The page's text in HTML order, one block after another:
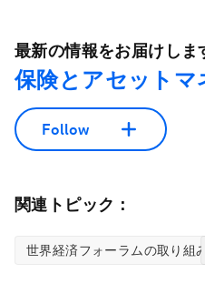
最新の情報をお届けしま
保険とアセットマ
Follow
関連トピック：
世界経済フォーラムの取り組み